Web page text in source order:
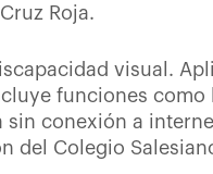
Roja.
visual.
funciones
conexión a
Colegio